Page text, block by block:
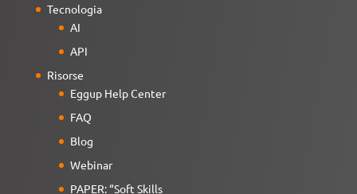
Tecnologia
AI
API
Risorse
Eggup Help Center
FAQ
Blog
Webinar
PAPER: “Soft Skills